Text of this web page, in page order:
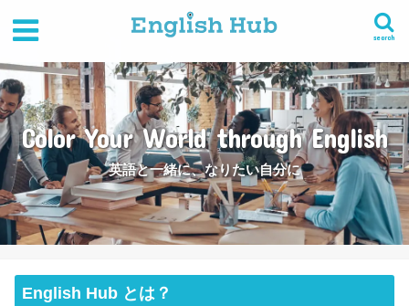
search
Color Your World through English
英語と一緒に、なりたい自分に
English Hub とは？